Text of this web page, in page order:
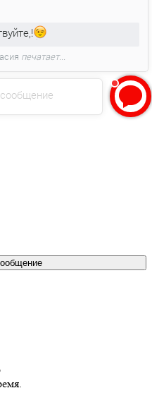
печатает...